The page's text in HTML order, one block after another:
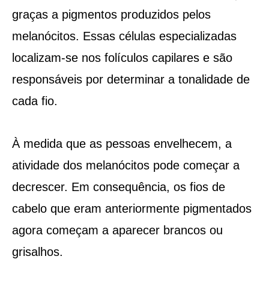
graças a pigmentos produzidos pelos
melanócitos. Essas células especializadas
localizam-se nos folículos capilares e são
responsáveis por determinar a tonalidade de
cada fio.
À medida que as pessoas envelhecem, a
atividade dos melanócitos pode começar a
decrescer. Em consequência, os fios de
cabelo que eram anteriormente pigmentados
agora começam a aparecer brancos ou
grisalhos.